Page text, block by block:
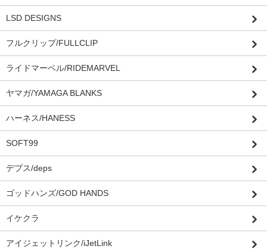
LSD DESIGNS
フルクリップ/FULLCLIP
ライドマーベル/RIDEMARVEL
ヤマガ/YAMAGA BLANKS
ハーネス/HANESS
SOFT99
デプス/deps
ゴッドハンズ/GOD HANDS
イケクラ
アイジェットリンク/iJetLink